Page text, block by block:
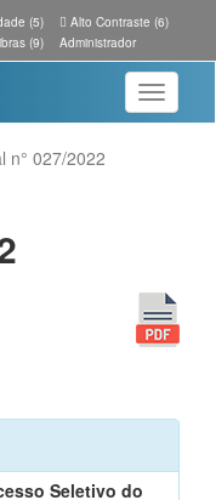
(5)
Alto Contraste (6)
(9) Administrador
Toggle
n° 027/2022
Seletivo do